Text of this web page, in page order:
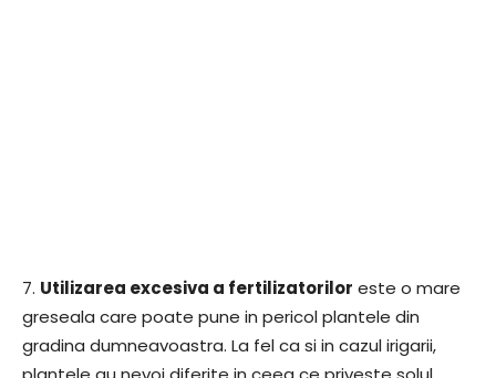
7. Utilizarea excesiva a fertilizatorilor este o mare
greseala care poate pune in pericol plantele din
gradina dumneavoastra. La fel ca si in cazul irigarii,